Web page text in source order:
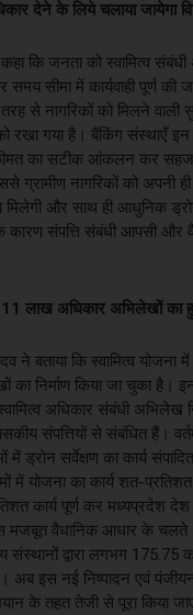
देने के लिये चलाया जायेगा
कि जनता को स्वामित्व
सीमा में कार्यवाही पूर्ण की
से नागरिकों को मिलने
रखा गया है। बैंकिंग संस्थाएँ
का सटीक आंकलन कर
नागरिकों को अपनी ही
मिलेगी और साथ ही आधुनिक
संपत्ति संबंधी आपसी और
लाख अधिकार अभिलेखों का
ने बताया कि स्वामित्व
का निर्माण किया जा चुका है।
अधिकार संबंधी अभिलेख
संपत्तियों से संबंधित हैं।
ड्रोन सर्वेक्षण का कार्य
में योजना का कार्य शत-प्रतिशत
कार्य पूर्ण कर मध्यप्रदेश
मजबूत वैधानिक आधार के
संस्थानों द्वारा लगभग
अब इस नई निष्पादन एवं
के तहत तेजी से पूरा किया